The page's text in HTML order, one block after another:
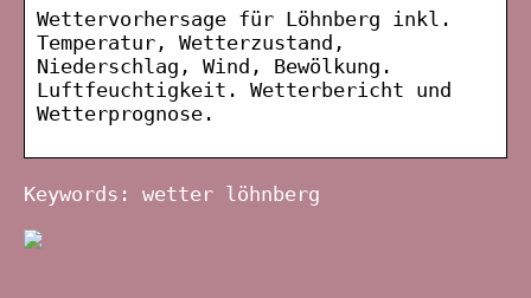
Wettervorhersage für Löhnberg inkl.
Temperatur, Wetterzustand,
Niederschlag, Wind, Bewölkung.
Luftfeuchtigkeit. Wetterbericht und
Wetterprognose.
Keywords: wetter löhnberg